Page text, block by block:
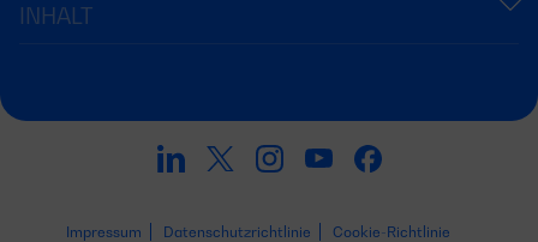
INHALT
Impressum Datenschutzrichtlinie Cookie-Richtlinie